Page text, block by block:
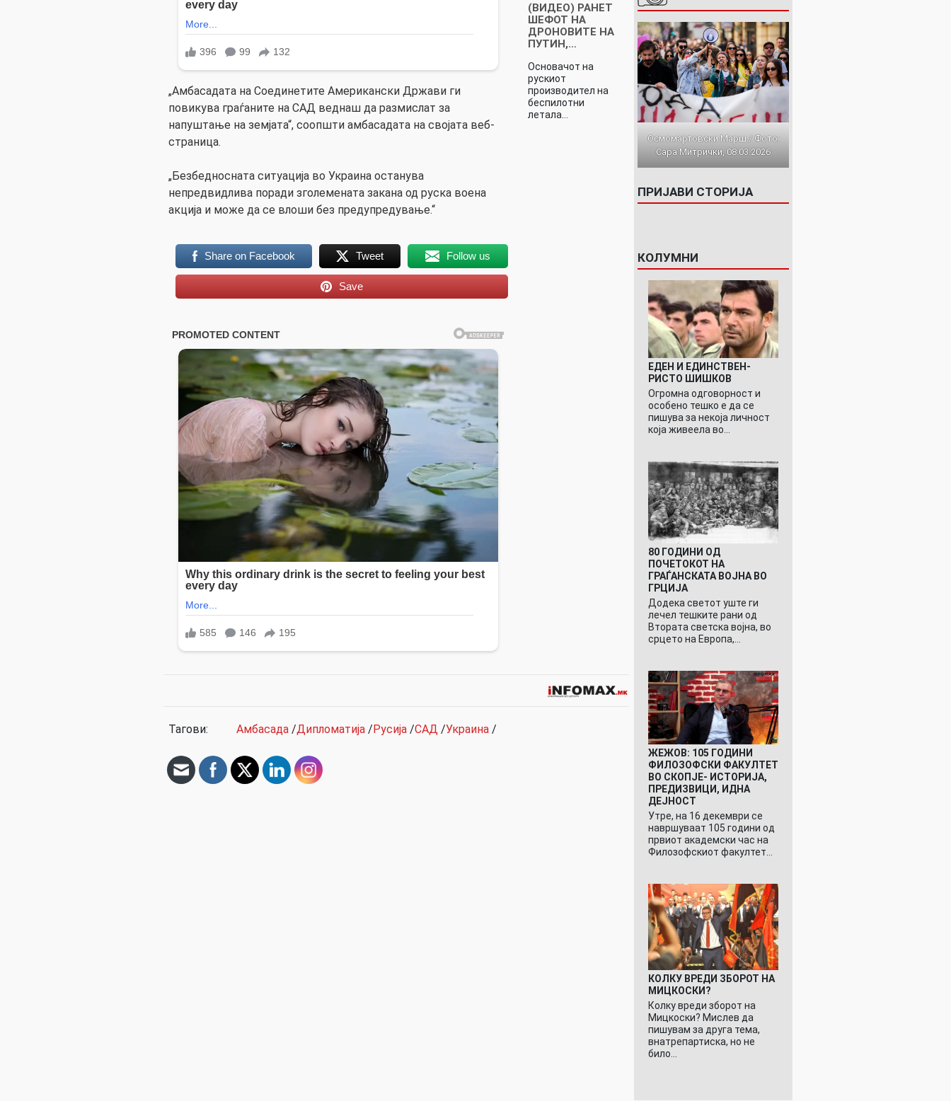
„Амбасадата на Соединетите Американски Држави ги
повикува граѓаните на САД веднаш да размислат за
напуштање на земјата“, соопшти амбасадата на својата веб-
страница.
„Безбедносната ситуација во Украина останува
непредвидлива поради зголемената закана од руска воена
акција и може да се влоши без предупредување.“
Share on Facebook Tweet Follow us
Save
(ВИДЕО) РАНЕТ
ШЕФОТ НА
ДРОНОВИТЕ НА
ПУТИН,…
Основачот на
рускиот
производител на
беспилотни
летала…
Тагови: Амбасада /Дипломатија /Русија /САД /Украина /
Осмомартовски Марш / Фото:
Сара Митрички, 08.03.2026
ПРИЈАВИ СТОРИЈА
КОЛУМНИ
ЕДЕН И ЕДИНСТВЕН-
РИСТО ШИШКОВ
Огромна одговорност и
особено тешко е да се
пишува за некоја личност
која живеела во…
80 ГОДИНИ ОД
ПОЧЕТОКОТ НА
ГРАЃАНСКАТА ВОЈНА ВО
ГРЦИЈА
Додека светот уште ги
лечел тешките рани од
Втората светска војна, во
срцето на Европа,…
ЖЕЖОВ: 105 ГОДИНИ
ФИЛОЗОФСКИ ФАКУЛТЕТ
ВО СКОПЈЕ- ИСТОРИЈА,
ПРЕДИЗВИЦИ, ИДНА
ДЕЈНОСТ
Утре, на 16 декември се
навршуваат 105 години од
првиот академски час на
Филозофскиот факултет…
КОЛКУ ВРЕДИ ЗБОРОТ НА
МИЦКОСКИ?
Колку вреди зборот на
Мицкоски? Мислев да
пишувам за друга тема,
внатрепартиска, но не
било…